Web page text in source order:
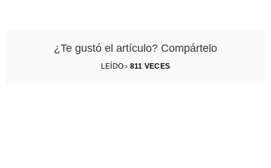
¿Te gustó el artículo? Compártelo
LEÍDO › 811 VECES